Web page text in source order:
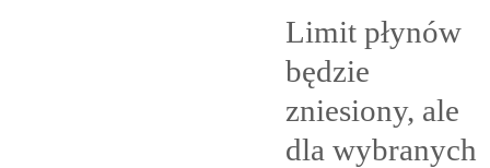
Limit płynów
będzie
zniesiony, ale
dla wybranych